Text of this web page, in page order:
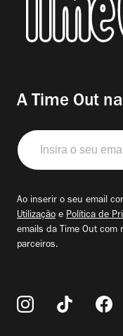
A Time Out
Insira
o
seu
Ao inserir o seu email
Utilização e Política de
emails da Time Out com
parceiros.